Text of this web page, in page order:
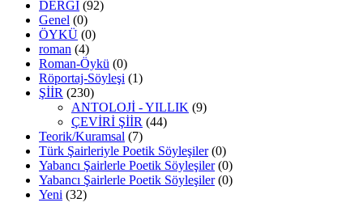
DERGİ (92)
Genel (0)
ÖYKÜ (0)
roman (4)
Roman-Öykü (0)
Röportaj-Söyleşi (1)
ŞİİR (230)
ANTOLOJİ - YILLIK (9)
ÇEVİRİ ŞİİR (44)
Teorik/Kuramsal (7)
Türk Şairleriyle Poetik Söyleşiler (0)
Yabancı Şairlerle Poetik Söyleşiler (0)
Yabancı Şairlerle Poetik Söyleşiler (0)
Yeni (32)